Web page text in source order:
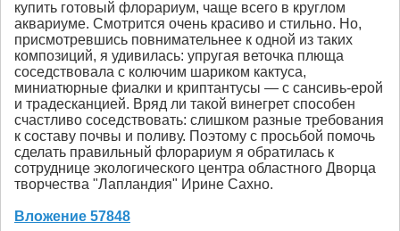
купить готовый флорариум, чаще всего в круглом
аквариуме. Смотрится очень красиво и стильно. Но,
присмотревшись повнимательнее к одной из таких
композиций, я удивилась: упругая веточка плюща
соседствовала с колючим шариком кактуса,
миниатюрные фиалки и криптантусы — с сансивь-ерой
и традесканцией. Вряд ли такой винегрет способен
счастливо соседствовать: слишком разные требования
к составу почвы и поливу. Поэтому с просьбой помочь
сделать правильный флорариум я обратилась к
сотруднице экологического центра областного Дворца
творчества "Лапландия" Ирине Сахно.
Вложение 57848